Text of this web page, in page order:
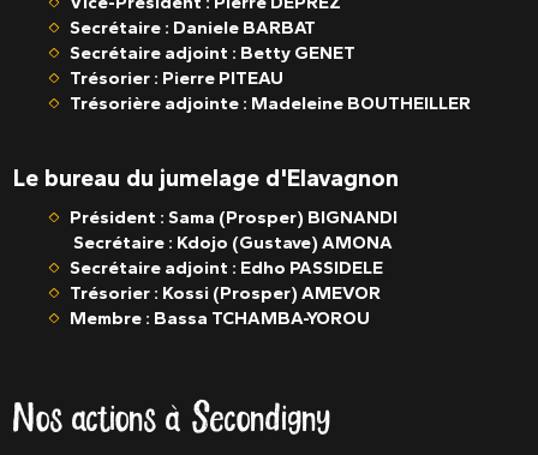
Secrétaire : Daniele BARBAT
Secrétaire adjoint : Betty GENET
Trésorier : Pierre PITEAU
Trésorière adjointe : Madeleine BOUTHEILLER
Le bureau du jumelage d'Elavagnon
Président :Sama (Prosper) BIGNANDI
Secrétaire : Kdojo (Gustave) AMONA
Secrétaire adjoint : Edho PASSIDELE
Trésorier : Kossi (Prosper) AMEVOR
Membre : Bassa TCHAMBA-YOROU
Nos actions à Secondigny